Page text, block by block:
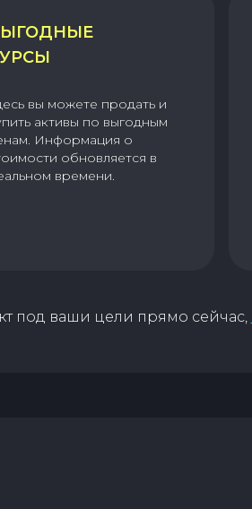
вы можете продать и
активы по выгодным
Информация о
обновляется в
времени.
под ваши цели прямо сейчас,